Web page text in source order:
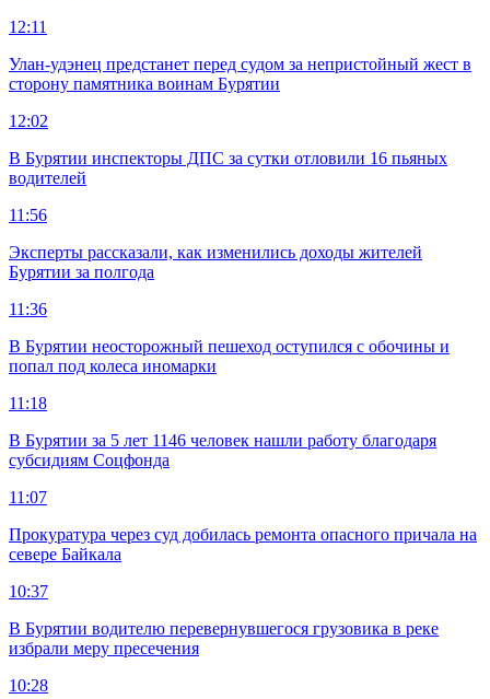
12:11
Улан-удэнец предстанет перед судом за непристойный жест в
сторону памятника воинам Бурятии
12:02
В Бурятии инспекторы ДПС за сутки отловили 16 пьяных
водителей
11:56
Эксперты рассказали, как изменились доходы жителей
Бурятии за полгода
11:36
В Бурятии неосторожный пешеход оступился с обочины и
попал под колеса иномарки
11:18
В Бурятии за 5 лет 1146 человек нашли работу благодаря
субсидиям Соцфонда
11:07
Прокуратура через суд добилась ремонта опасного причала на
севере Байкала
10:37
В Бурятии водителю перевернувшегося грузовика в реке
избрали меру пресечения
10:28